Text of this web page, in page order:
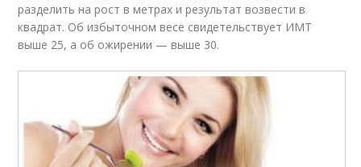
разделить на рост в метрах и результат возвести в
квадрат. Об избыточном весе свидетельствует ИМТ
выше 25, а об ожирении — выше 30.